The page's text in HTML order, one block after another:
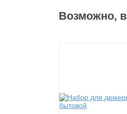
Возможно,